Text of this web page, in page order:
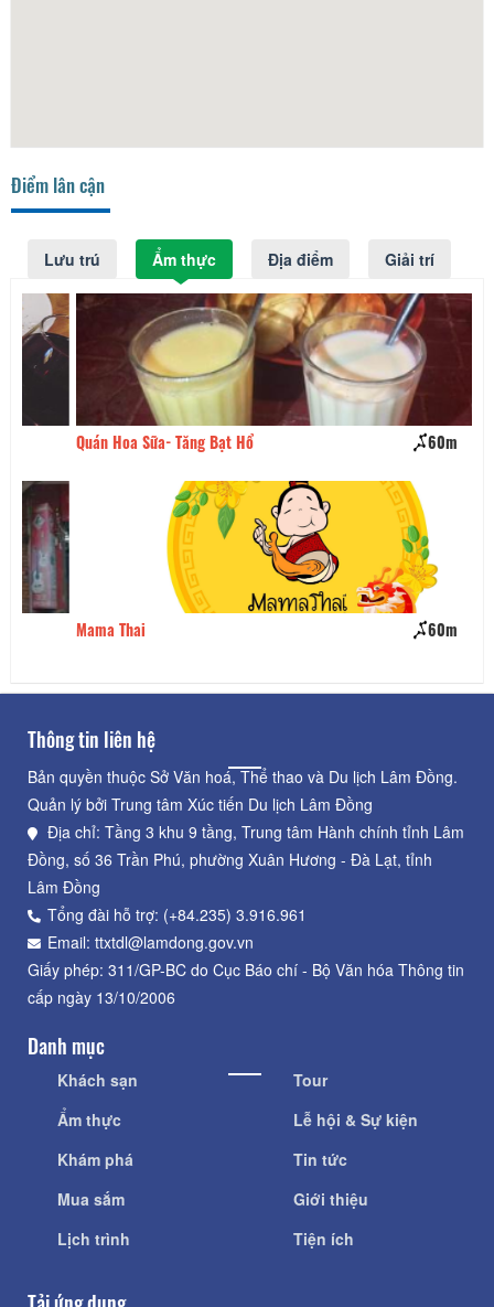
Điểm lân cận
Lưu trú Ẩm thực Địa điểm Giải trí
Quán Hoa Sữa- Tăng Bạt Hổ
Mama Thai
Thông tin liên hệ
Bản quyền thuộc Sở Văn hoá, Thể thao và Du lịch Lâm Đồng.
Quản lý bởi Trung tâm Xúc tiến Du lịch Lâm Đồng
Địa chỉ: Tầng 3 khu 9 tầng, Trung tâm Hành chính tỉnh Lâm
Đồng, số 36 Trần Phú, phường Xuân Hương - Đà Lạt, tỉnh
Lâm Đồng
Tổng đài hỗ trợ: (+84.235) 3.916.961
Email: ttxtdl@lamdong.gov.vn
Giấy phép: 311/GP-BC do Cục Báo chí - Bộ Văn hóa Thông tin
cấp ngày 13/10/2006
Danh mục
Khách sạn
Ẩm thực
Khám phá
Mua sắm
Lịch trình
Tour
Lễ hội & Sự kiện
Tin tức
Giới thiệu
Tiện ích